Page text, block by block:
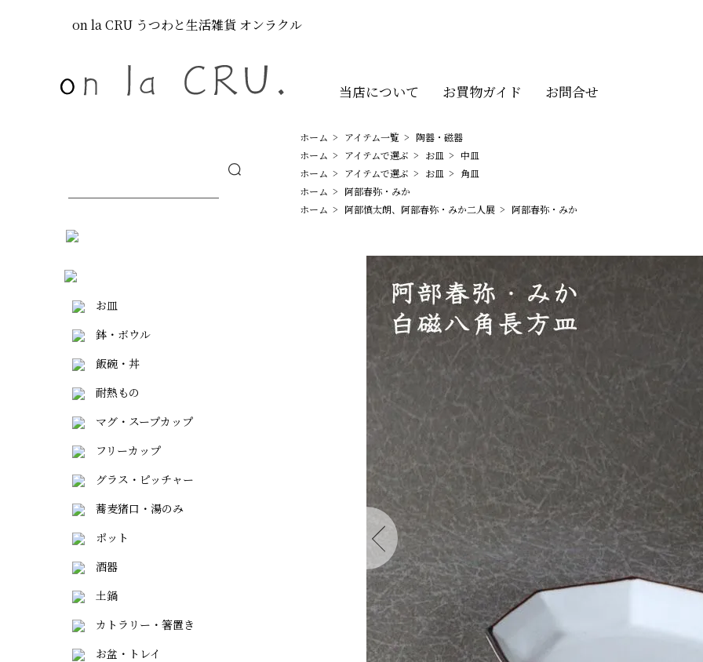
on la CRU うつわと生活雑貨 オンラクル
当店について お買物ガイド お問合せ
ホーム > アイテム一覧 > 陶器・磁器
ホーム > アイテムで選ぶ > お皿 > 中皿
ホーム > アイテムで選ぶ > お皿 > 角皿
ホーム > 阿部春弥・みか
ホーム > 阿部慎太朗、阿部春弥・みか二人展 > 阿部春弥・みか
お皿
鉢・ボウル
飯碗・丼
耐熱もの
マグ・スープカップ
フリーカップ
グラス・ピッチャー
蕎麦猪口・湯のみ
ポット
酒器
土鍋
カトラリー・箸置き
お盆・トレイ